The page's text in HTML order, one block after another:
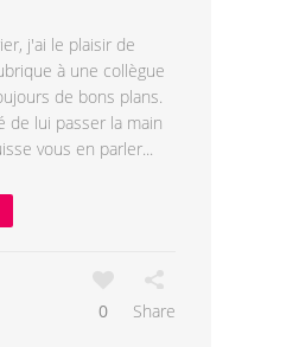
j'ai le plaisir de
à une collègue
de bons plans.
de lui passer la main
vous en parler...
0 Share